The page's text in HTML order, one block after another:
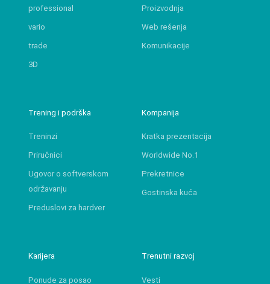
professional
vario
trade
3D
Proizvodnja
Web rešenja
Komunikacije
Trening i podrška
Treninzi
Priručnici
Ugovor o softverskom
održavanju
Preduslovi za hardver
Kompanija
Kratka prezentacija
Worldwide No.1
Prekretnice
Gostinska kuća
Karijera
Ponude za posao
Trenutni razvoj
Vesti